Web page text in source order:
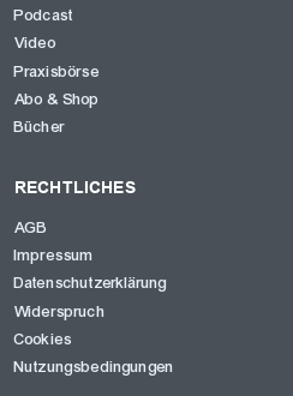
Podcast
Video
Praxisbörse
Abo & Shop
Bücher
RECHTLICHES
AGB
Impressum
Datenschutzerklärung
Widerspruch
Cookies
Nutzungsbedingungen